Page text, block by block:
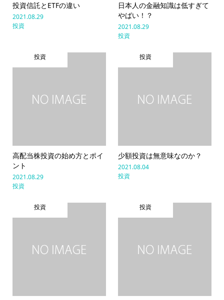
投資信託とETFの違い
2021.08.29
投資
日本人の金融知識は低すぎて
やばい！？
2021.08.29
投資
投資
高配当株投資の始め方とポイ
ント
2021.08.29
投資
投資
少額投資は無意味なのか？
2021.08.04
投資
投資 投資